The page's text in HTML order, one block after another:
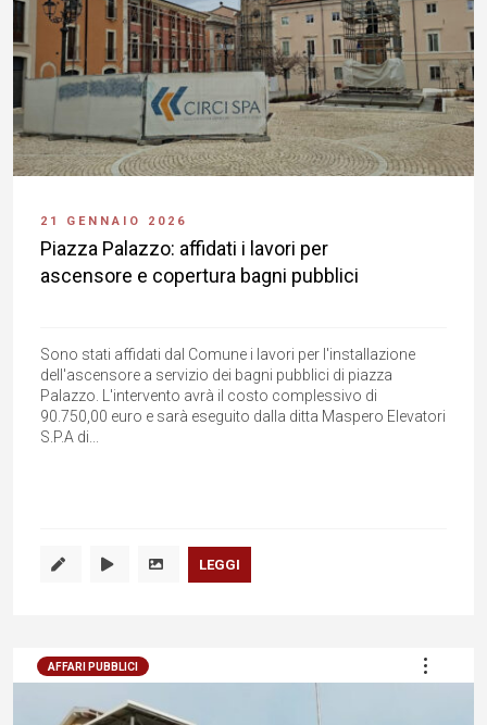
21 GENNAIO 2026
Piazza Palazzo: affidati i lavori per
ascensore e copertura bagni pubblici
Sono stati affidati dal Comune i lavori per l'installazione
dell'ascensore a servizio dei bagni pubblici di piazza
Palazzo. L'intervento avrà il costo complessivo di
90.750,00 euro e sarà eseguito dalla ditta Maspero Elevatori
S.P.A di...
LEGGI
AFFARI PUBBLICI